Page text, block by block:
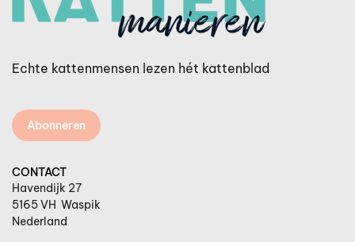
Echte kattenmensen lezen hét kattenblad
Abonneren
CONTACT
Havendijk 27
5165 VH Waspik
Nederland